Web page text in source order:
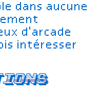
dans aucune
d'arcade
intéresser